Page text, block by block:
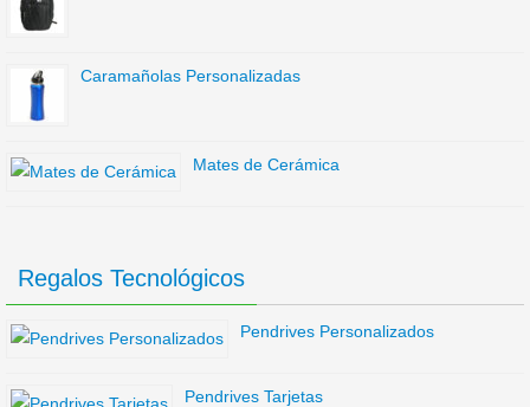
Caramañolas Personalizadas
Mates de Cerámica
Regalos Tecnológicos
Pendrives Personalizados
Pendrives Tarjetas